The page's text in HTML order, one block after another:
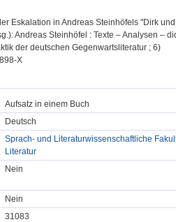
Eskalation in Andreas Steinhöfels "Dirk
Andreas Steinhöfel : Texte – Analysen –
der deutschen Gegenwartsliteratur ; 6)
X
Aufsatz in einem Buch
Deutsch
Sprach- und Literaturwissenschaftliche
Literatur
Nein
Nein
31083